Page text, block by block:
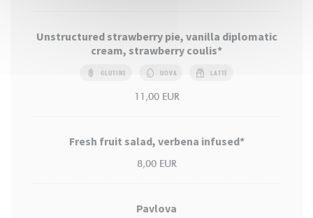
Unstructured strawberry pie, vanilla diplomatic
cream, strawberry coulis*
GLUTINE UOVA LATTE
11,00 EUR
Fresh fruit salad, verbena infused*
8,00 EUR
Pavlova